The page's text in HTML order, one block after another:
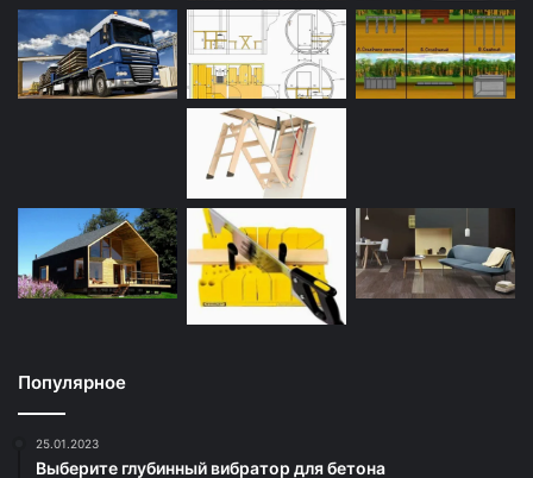
Популярное
25.01.2023
Выберите глубинный вибратор для бетона